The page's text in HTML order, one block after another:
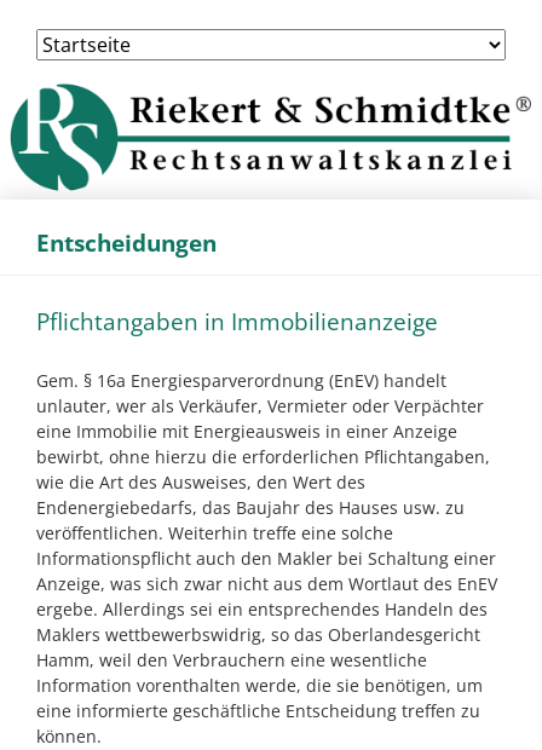
Navigation
überspringen
Entscheidungen
Pflichtangaben in Immobilienanzeige
Gem. § 16a Energiesparverordnung (EnEV) handelt
unlauter, wer als Verkäufer, Vermieter oder Verpächter
eine Immobilie mit Energieausweis in einer Anzeige
bewirbt, ohne hierzu die erforderlichen Pflichtangaben,
wie die Art des Ausweises, den Wert des
Endenergiebedarfs, das Baujahr des Hauses usw. zu
veröffentlichen. Weiterhin treffe eine solche
Informationspflicht auch den Makler bei Schaltung einer
Anzeige, was sich zwar nicht aus dem Wortlaut des EnEV
ergebe. Allerdings sei ein entsprechendes Handeln des
Maklers wettbewerbswidrig, so das Oberlandesgericht
Hamm, weil den Verbrauchern eine wesentliche
Information vorenthalten werde, die sie benötigen, um
eine informierte geschäftliche Entscheidung treffen zu
können.